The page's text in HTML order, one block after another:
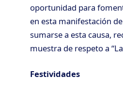
oportunidad para
en esta manifestación
sumarse a esta causa,
muestra de respeto a
Festividades